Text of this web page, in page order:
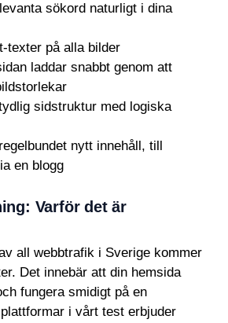
sökord naturligt i dina
texter på alla bilder
laddar snabbt genom att
sidstruktur med logiska
nytt innehåll, till
en blogg
Varför det är
all webbtrafik i Sverige kommer
Det innebär att din hemsida
fungera smidigt på en
i vårt test erbjuder